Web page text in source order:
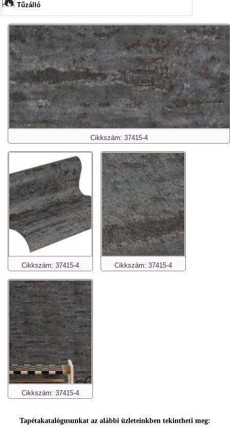
Tűzálló
Cikkszám: 37415-4
Cikkszám: 37415-4 Cikkszám: 37415-4
Cikkszám: 37415-4
Tapétakatalógusunkat az alábbi üzleteinkben tekintheti meg: